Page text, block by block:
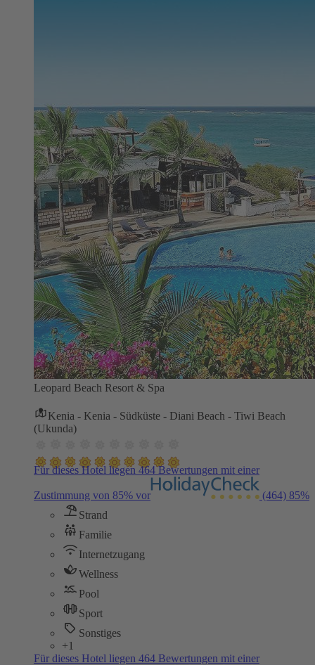
Leopard Beach Resort & Spa
Kenia - Kenia - Südküste - Diani Beach - Tiwi Beach
(Ukunda)
Für dieses Hotel liegen 464 Bewertungen mit einer
Zustimmung von 85% vor (464) 85%
Strand
Familie
Internetzugang
Wellness
Pool
Sport
Sonstiges
+1
Für dieses Hotel liegen 464 Bewertungen mit einer